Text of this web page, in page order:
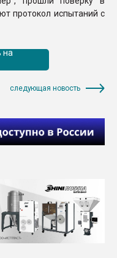
протокол испытаний с
на
следующая новость